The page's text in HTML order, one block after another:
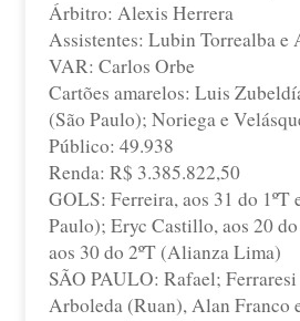
Árbitro: Alexis Herrera
Assistentes: Lubin Torrealba e
VAR: Carlos Orbe
Cartões amarelos: Luis
(São Paulo); Noriega e
Público: 49.938
Renda: R$ 3.385.822,50
GOLS: Ferreira, aos 31 do 1ºT
Paulo); Eryc Castillo, aos 20 do
aos 30 do 2ºT (Alianza Lima)
SÃO PAULO: Rafael;
Arboleda (Ruan), Alan Franco